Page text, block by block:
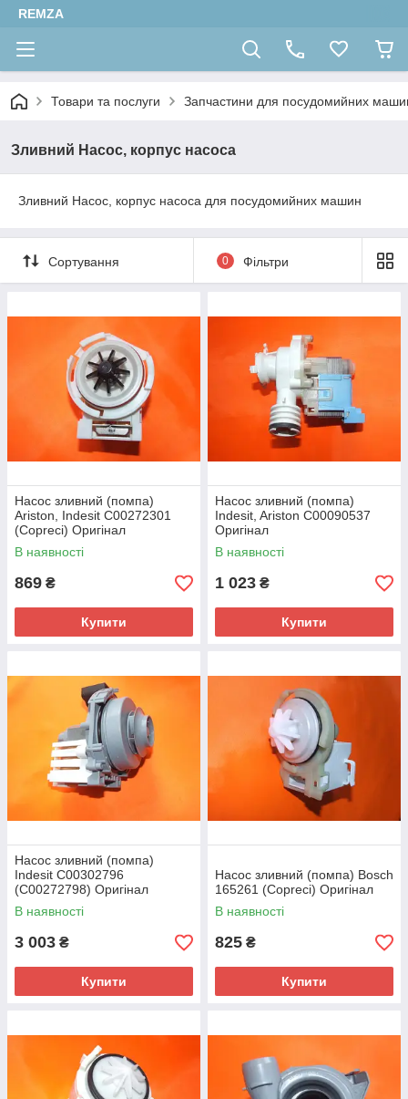
REMZA
Товари та послуги Запчастини для посудомийних
Зливний Насос, корпус насоса
Зливний Насос, корпус насоса для посудомийних машин
Сортування 0 Фільтри
Насос зливний (помпа)
Ariston, Indesit C00272301
(Copreci) Оригінал
В наявності
869 ₴
Купити
Насос зливний (помпа)
Indesit, Ariston C00090537
Оригінал
В наявності
1 023 ₴
Купити
Насос зливний (помпа)
Indesit C00302796
(C00272798) Оригінал
В наявності
3 003 ₴
Купити
Насос зливний (помпа) Bosch
165261 (Copreci) Оригінал
В наявності
825 ₴
Купити